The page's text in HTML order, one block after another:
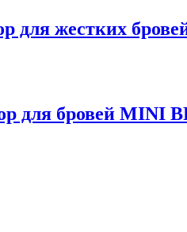
для жестких
для бровей MINI